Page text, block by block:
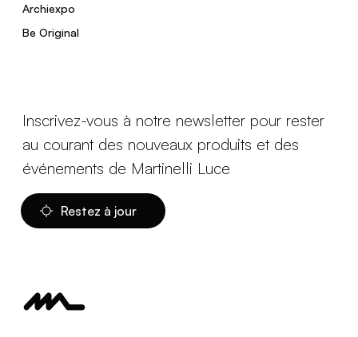
Archiexpo
Be Original
Inscrivez-vous à notre newsletter pour rester
au courant des nouveaux produits et des
événements de Martinelli Luce
Restez à jour